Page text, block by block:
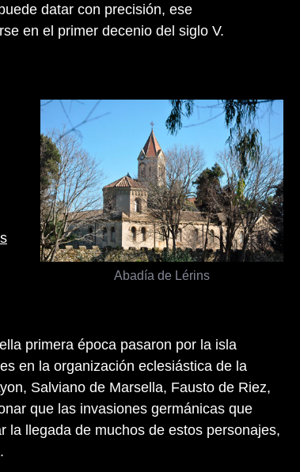
datar con precisión, ese
en el primer decenio del siglo V.
Abadía de Lérins
primera época pasaron por la isla
en la organización eclesiástica de la
Salviano de Marsella, Fausto de Riez,
que las invasiones germánicas que
la llegada de muchos de estos personajes,